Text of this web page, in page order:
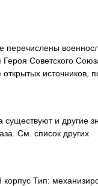
перечислены
Советского
источников,
и другие
См. список других
Тип: